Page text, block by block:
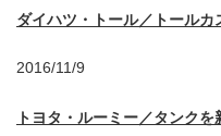
ダイハツ・トール／トールカ
2016/11/9
トヨタ・ルーミー／タンクを